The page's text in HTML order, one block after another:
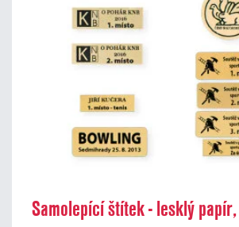
Samolepící štítek - lesklý